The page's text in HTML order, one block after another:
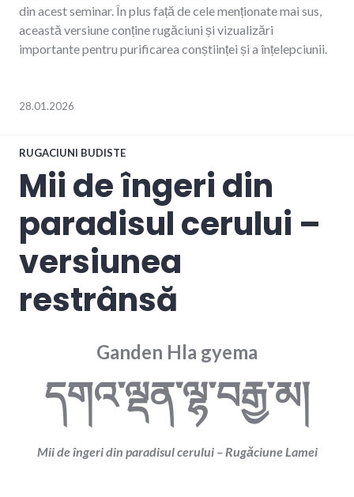
din acest seminar. În plus față de cele menționate mai sus,
această versiune conține rugăciuni și vizualizări
importante pentru purificarea conștiinței și a înțelepciunii.
28.01.2026
RUGACIUNI BUDISTE
Mii de îngeri din
paradisul cerului –
versiunea
restrânsă
Ganden Hla gyema
དགའ་ལྡན་ལྷ་བརྒྱ་མ།
Mii de îngeri din paradisul cerului – Rugăciune Lamei